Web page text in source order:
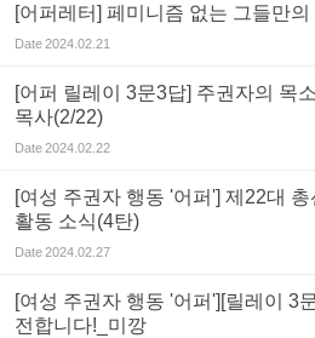
[어퍼레터] 페미니즘 없는 그들만
Date2024.02.21
[어퍼 릴레이 3문3답] 주권자의 목
목사(2/22)
Date2024.02.22
[여성 주권자 행동 '어퍼'] 제22대
활동 소식(4탄)
Date2024.02.27
[여성 주권자 행동 '어퍼'][릴레이 3
전합니다!_미깡